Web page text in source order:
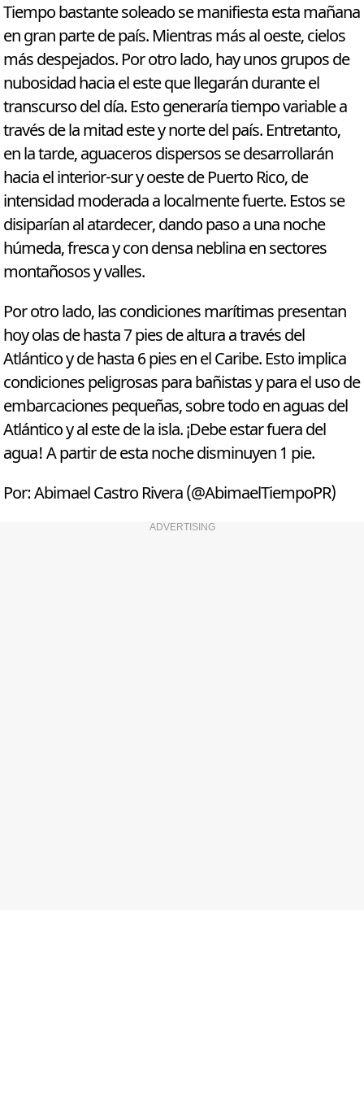
Tiempo bastante soleado se manifiesta esta mañana
en gran parte de país. Mientras más al oeste, cielos
más despejados. Por otro lado, hay unos grupos de
nubosidad hacia el este que llegarán durante el
transcurso del día. Esto generaría tiempo variable a
través de la mitad este y norte del país. Entretanto,
en la tarde, aguaceros dispersos se desarrollarán
hacia el interior-sur y oeste de Puerto Rico, de
intensidad moderada a localmente fuerte. Estos se
disiparían al atardecer, dando paso a una noche
húmeda, fresca y con densa neblina en sectores
montañosos y valles.
Por otro lado, las condiciones marítimas presentan
hoy olas de hasta 7 pies de altura a través del
Atlántico y de hasta 6 pies en el Caribe. Esto implica
condiciones peligrosas para bañistas y para el uso de
embarcaciones pequeñas, sobre todo en aguas del
Atlántico y al este de la isla. ¡Debe estar fuera del
agua! A partir de esta noche disminuyen 1 pie.
Por: Abimael Castro Rivera (@AbimaelTiempoPR)
ADVERTISING